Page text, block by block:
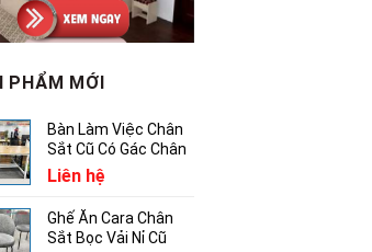
PHẨM MỚI
Bàn Làm Việc Chân
Sắt Cũ Có Gác Chân
Liên hệ
Ghế Ăn Cara Chân
Sắt Bọc Vải Nỉ Cũ